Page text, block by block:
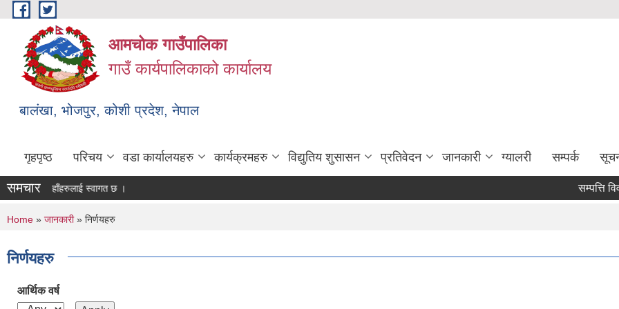
Skip to main content
आमचोक गाउँपालिका
गाउँ कार्यपालिकाको कार्यालय
बालंखा, भोजपुर, कोशी प्रदेश, नेपाल
गृहपृष्ठ परिचय वडा कार्यालयहरु कार्यक्रमहरु विद्युतिय शुसासन प्रतिवेदन जानकारी ग्यालरी सम्पर्क
मा यहाँहरुलाई स्वागत छ ।
समचार सम्पत्ति
You are here
Home » जानकारी» निर्णयहरु
निर्णयहरु
आर्थिक वर्ष